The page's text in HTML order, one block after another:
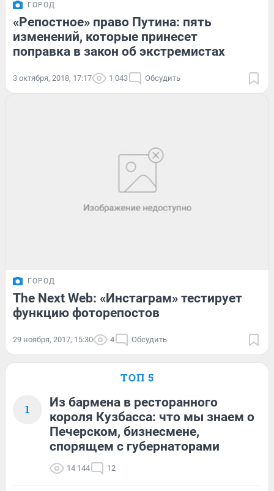
ГОРОД
«Репостное» право Путина: пять
изменений, которые принесет
поправка в закон об экстремистах
3 октября, 2018, 17:17 1 043 Обсудить
ГОРОД
The Next Web: «Инстаграм» тестирует
функцию фоторепостов
29 ноября, 2017, 15:30 4 Обсудить
ТОП 5
1
Из бармена в ресторанного
короля Кузбасса: что мы знаем о
Печерском, бизнесмене,
спорящем с губернаторами
14 144 12